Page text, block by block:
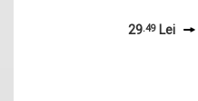
29.49 Lei